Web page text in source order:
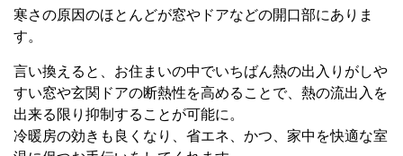
寒さの原因のほとんどが窓やドアなどの開口部にありま
す。
言い換えると、お住まいの中でいちばん熱の出入りがしや
すい窓や玄関ドアの断熱性を高めることで、熱の流出入を
出来る限り抑制することが可能に。
冷暖房の効きも良くなり、省エネ、かつ、家中を快適な室